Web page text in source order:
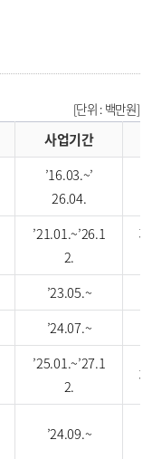
[단위 : 백만원]
사업기간
’16.03.~’
26.04.
’21.01.~’26.1
2.
’23.05.~
’24.07.~
’25.01.~’27.1
2.
’24.09.~